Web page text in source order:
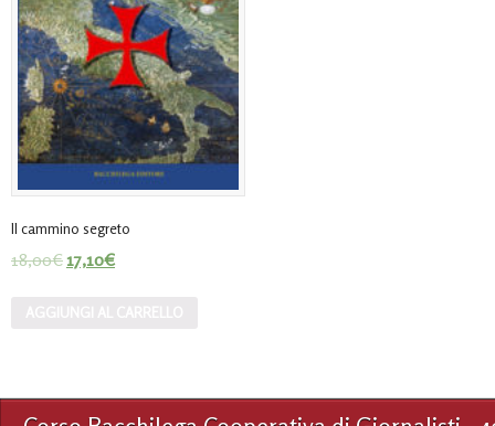
Il cammino segreto
18,00€17,10€